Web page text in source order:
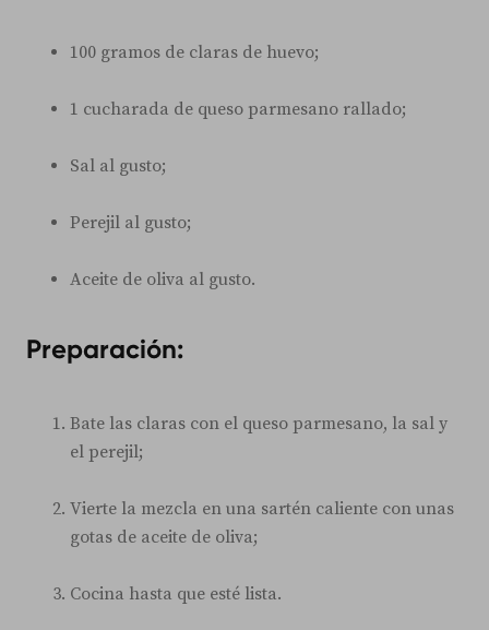
100 gramos de claras de huevo;
1 cucharada de queso parmesano rallado;
Sal al gusto;
Perejil al gusto;
Aceite de oliva al gusto.
Preparación:
Bate las claras con el queso parmesano, la sal y
el perejil;
Vierte la mezcla en una sartén caliente con unas
gotas de aceite de oliva;
Cocina hasta que esté lista.